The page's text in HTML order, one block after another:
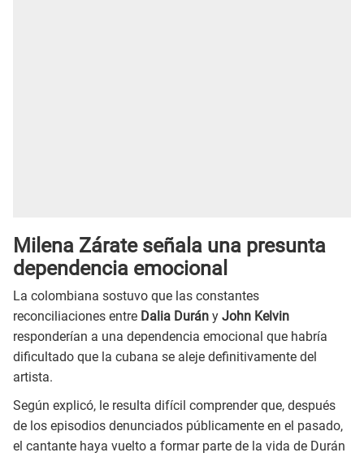
Milena Zárate señala una presunta
dependencia emocional
La colombiana sostuvo que las constantes
reconciliaciones entre Dalia Durán y John Kelvin
responderían a una dependencia emocional que habría
dificultado que la cubana se aleje definitivamente del
artista.
Según explicó, le resulta difícil comprender que, después
de los episodios denunciados públicamente en el pasado,
el cantante haya vuelto a formar parte de la vida de Durán